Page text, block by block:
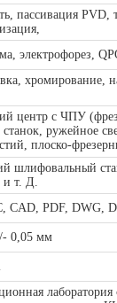
пассивация PVD,
электрофорез,
хромирование,
центр с ЧПУ
ружейное
плоско-
шлифовальный
и т. Д.
PDF, DWG,
0,05 мм